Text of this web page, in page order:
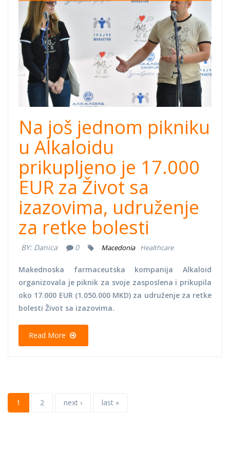
picnic.jpg
Na još jednom pikniku
u Alkaloidu
prikupljeno je 17.000
EUR za Život sa
izazovima, udruženje
za retke bolesti
BY: Danica 0 Macedonia Healthcare
Makednoska farmaceutska kompanija Alkaloid
organizovala je piknik za svoje zasposlena i prikupila
oko 17.000 EUR (1.050.000 MKD) za udruženje za retke
bolesti Život sa izazovima.
Read More
1 2 next › last »